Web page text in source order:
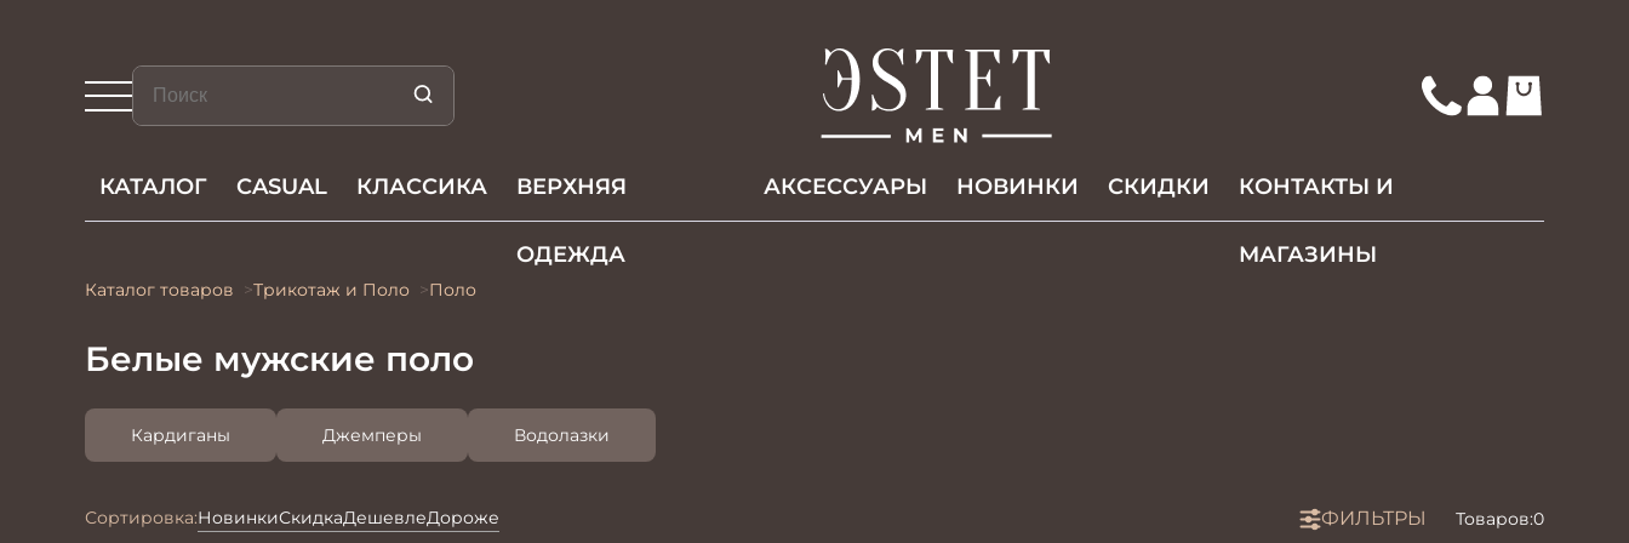
КАТАЛОГ CASUAL КЛАССИКА ВЕРХНЯЯ
ОДЕЖДА
АКCЕССУАРЫ НОВИНКИ СКИДКИ КОНТАКТЫ И
МАГАЗИНЫ
Каталог товаров Трикотаж и Поло Поло
Белые мужские поло
Кардиганы Джемперы Водолазки
Сортировка:НовинкиСкидкаДешевлеДороже ФИЛЬТРЫ Товаров:0